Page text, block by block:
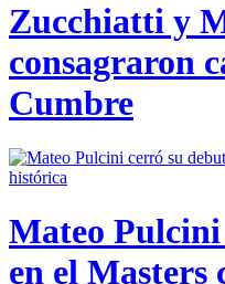
Zucchiatti y
consagraron
Cumbre
Mateo
en el Masters